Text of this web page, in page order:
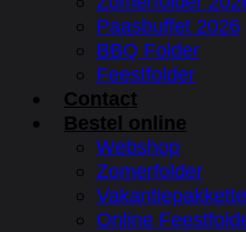
Paasbuffet 2026
BBQ Folder
Feestfolder
Contact
Bestel online
Webshop
Zomerfolder
Online